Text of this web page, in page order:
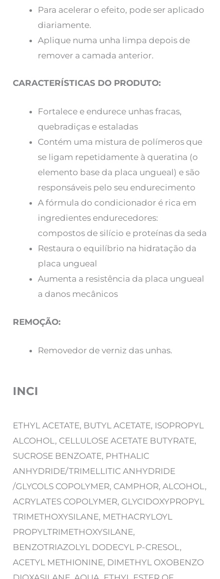
Para acelerar o efeito, pode ser aplicado
diariamente.
Aplique numa unha limpa depois de
remover a camada anterior.
CARACTERÍSTICAS DO PRODUTO:
Fortalece e endurece unhas fracas,
quebradiças e estaladas
Contém uma mistura de polímeros que
se ligam repetidamente à queratina (o
elemento base da placa ungueal) e são
responsáveis pelo seu endurecimento
A fórmula do condicionador é rica em
ingredientes endurecedores:
compostos de silício e proteínas da seda
Restaura o equilíbrio na hidratação da
placa ungueal
Aumenta a resistência da placa ungueal
a danos mecânicos
REMOÇÃO:
Removedor de verniz das unhas.
INCI
ETHYL ACETATE, BUTYL ACETATE, ISOPROPYL
ALCOHOL, CELLULOSE ACETATE BUTYRATE,
SUCROSE BENZOATE, PHTHALIC
ANHYDRIDE/TRIMELLITIC ANHYDRIDE
/GLYCOLS COPOLYMER, CAMPHOR, ALCOHOL,
ACRYLATES COPOLYMER, GLYCIDOXYPROPYL
TRIMETHOXYSILANE, METHACRYLOYL
PROPYLTRIMETHOXYSILANE,
BENZOTRIAZOLYL DODECYL P-CRESOL,
ACETYL METHIONINE, DIMETHYL OXOBENZO